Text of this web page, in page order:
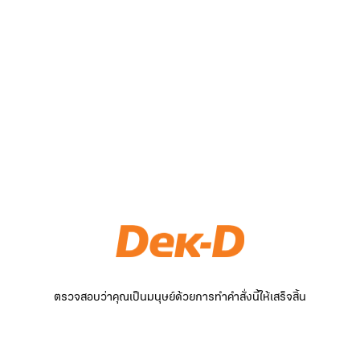
ตรวจสอบว่าคุณเป็นมนุษย์ด้วยการทำคำสั่งนี้ให้เสร็จสิ้น